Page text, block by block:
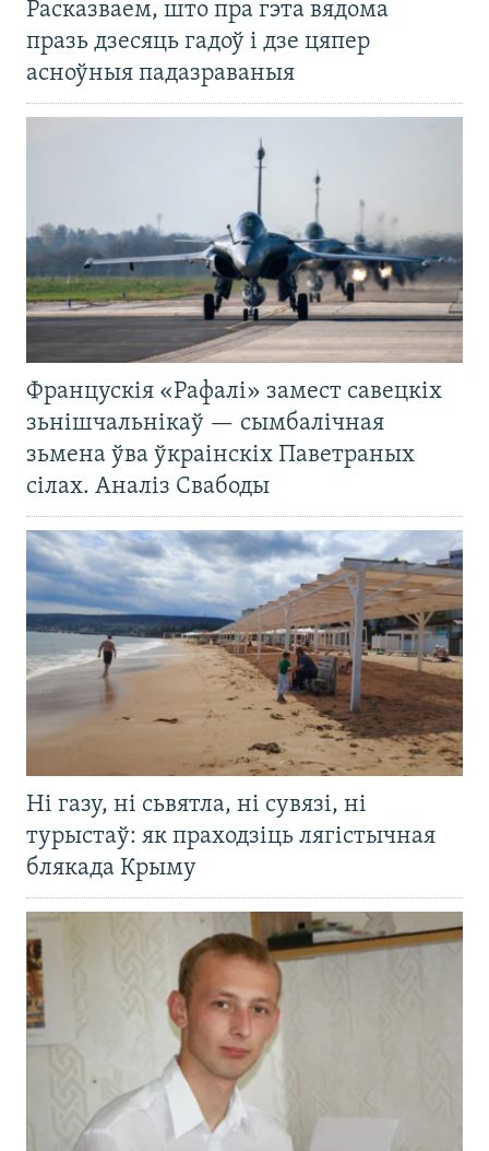
Расказваем, што пра гэта вядома
празь дзесяць гадоў і дзе цяпер
асноўныя падазраваныя
Францускія «Рафалі» замест савецкіх
зьнішчальнікаў — сымбалічная
зьмена ўва ўкраінскіх Паветраных
сілах. Аналіз Свабоды
Ні газу, ні сьвятла, ні сувязі, ні
турыстаў: як праходзіць лягістычная
блякада Крыму